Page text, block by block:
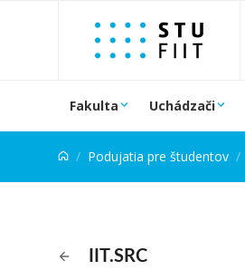
Prejsť na obsah
Fakulta Uchádzači
Podujatia pre študentov
IIT.SRC